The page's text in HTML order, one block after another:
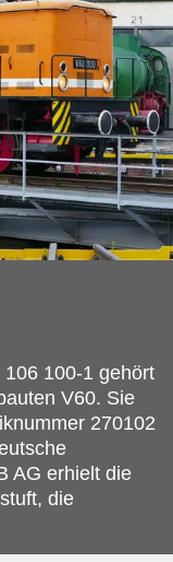
100-1 gehört
V60. Sie
270102
AG erhielt die
die